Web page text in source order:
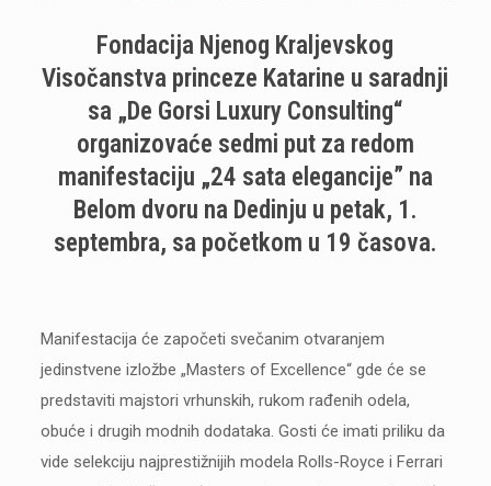
Fondacija Njenog Kraljevskog
Visočanstva princeze Katarine u saradnji
sa „De Gorsi Luxury Consulting“
organizovaće sedmi put za redom
manifestaciju „24 sata elegancije” na
Belom dvoru na Dedinju u petak, 1.
septembra, sa početkom u 19 časova.
Manifestacija će započeti svečanim otvaranjem
jedinstvene izložbe „Masters of Excellence“ gde će se
predstaviti majstori vrhunskih, rukom rađenih odela,
obuće i drugih modnih dodataka. Gosti će imati priliku da
vide selekciju najprestižnijih modela Rolls-Royce i Ferrari